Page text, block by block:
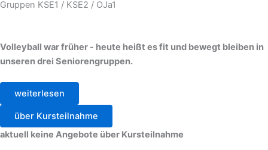
Gruppen KSE1 / KSE2 / OJa1
Volleyball war früher - heute heißt es fit und bewegt bleiben in
unseren drei Seniorengruppen.
weiterlesen
über Kursteilnahme
aktuell keine Angebote über Kursteilnahme